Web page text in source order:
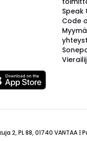
Speak
Code
2, PL 88, 01740 VANTAA |